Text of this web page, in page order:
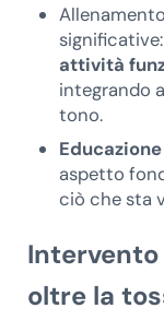
attività
integrando
tono.
aspetto
ciò che sta
oltre la